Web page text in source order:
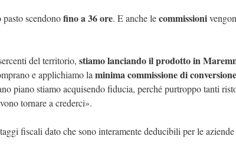
pasto scendonofino a 36 ore. E anche lecommissioni
del territorio, stiamo lanciando il prodotto in
e applichiamo la minima commissione di conversione
piano stiamo acquisendo fiducia, perché purtroppo tanti
tornare a crederci».
fiscali dato che sono interamente deducibili per le